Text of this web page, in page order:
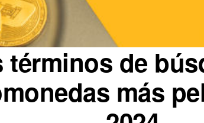
términos de
más